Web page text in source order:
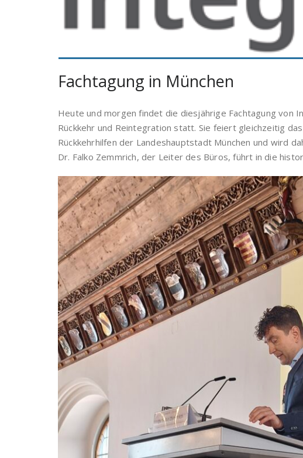
Fachtagung in München
Heute und morgen findet die diesjährige Fachtagung von
Rückkehr und Reintegration statt. Sie feiert gleichzeitig
Rückkehrhilfen der Landeshauptstadt München und wird
Dr. Falko Zemmrich, der Leiter des Büros, führt in die